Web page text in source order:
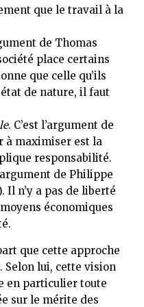
que le travail à la
de Thomas
place certains
que celle qu’ils
de nature, il faut
. C’est l’argument de
à maximiser est la
responsabilité.
de Philippe
Il n’y a pas de liberté
économiques
que cette approche
lui, cette vision
en particulier toute
sur le mérite des